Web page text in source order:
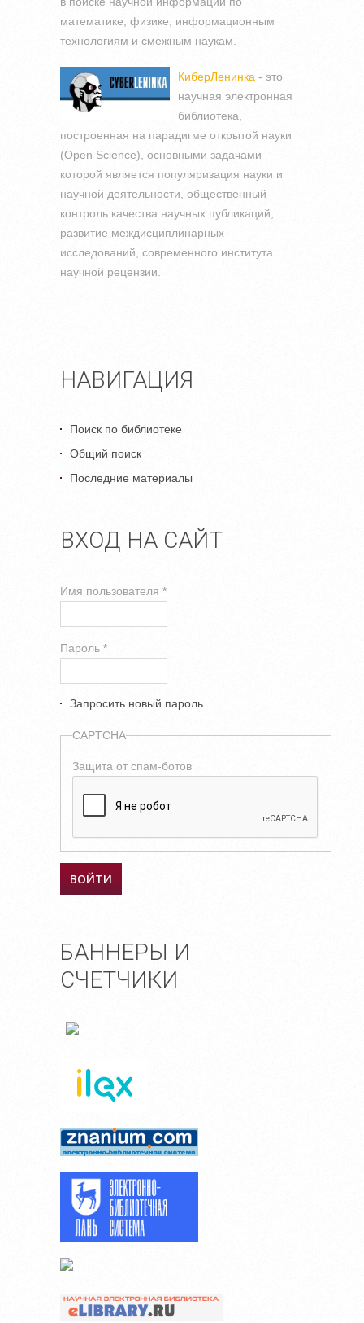
НАВИГАЦИЯ
Поиск по библиотеке
Общий поиск
Последние материалы
ВХОД НА САЙТ
Имя пользователя *
Пароль *
Запросить новый пароль
CAPTCHA
Защита от спам-ботов
БАННЕРЫ И
СЧЕТЧИКИ
математике, физике, информационным
технологиям и смежным наукам.
КиберЛенинка - это
научная электронная
библиотека,
построенная на парадигме открытой науки
(Open Science), основными задачами
которой является популяризация науки и
научной деятельности, общественный
контроль качества научных публикаций,
развитие междисциплинарных
исследований, современного института
научной рецензии.